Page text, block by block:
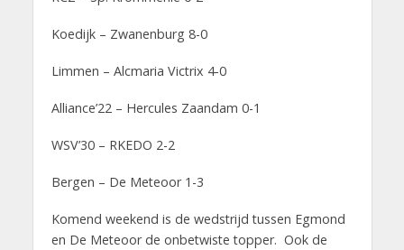
Koedijk – Zwanenburg 8-0
Limmen – Alcmaria Victrix 4-0
Alliance’22 – Hercules Zaandam 0-1
WSV’30 – RKEDO 2-2
Bergen – De Meteoor 1-3
Komend weekend is de wedstrijd tussen Egmond
en De Meteoor de onbetwiste topper. Ook de